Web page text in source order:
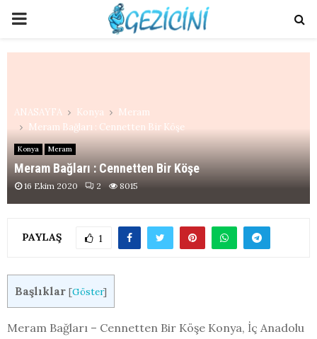
PRIMARY
MENU
ANASAYFA Konya
Meram
Meram Bağları : Cennetten Bir Köşe
Konya Meram
Meram Bağları : Cennetten Bir Köşe
16 Ekim 2020 2 8015
PAYLAŞ 1
Başlıklar [Göster]
Meram Bağları – Cennetten Bir Köşe Konya, İç Anadolu